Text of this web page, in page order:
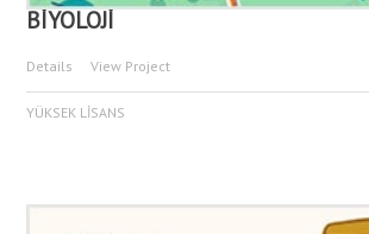
BİYOLOJİ
Details View Project
YÜKSEK LİSANS